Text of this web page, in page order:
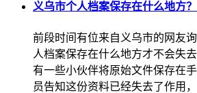
义乌市个人档案保存在什么地方？
前段时间有位来自义乌市的网友
人档案保存在什么地方才不会失
有一些小伙伴将原始文件保存在
员告知这份资料已经失去了作用